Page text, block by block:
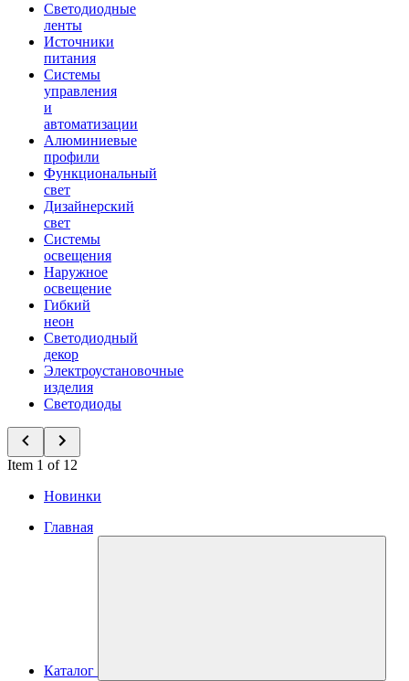
Светодиодные
ленты
Источники
питания
Системы
управления
и
автоматизации
Алюминиевые
профили
Функциональный
свет
Дизайнерский
свет
Системы
освещения
Наружное
освещение
Гибкий
неон
Светодиодный
декор
Электроустановочные
изделия
Светодиоды
Item 1 of 12
Новинки
Главная
Каталог